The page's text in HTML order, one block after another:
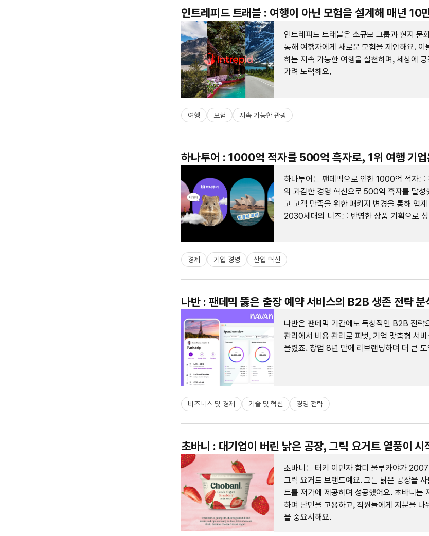
인트레피드 트래블 : 여행이 아닌 모험을 설계해 매년 10
인트레피드 트래블은 소규모 그룹과 현지 문
통해 여행자에게 새로운 모험을 제안해요. 이
하는 지속 가능한 여행을 실천하며, 세상에
가려 노력해요.
여행 모험 지속 가능한 관광
하나투어 : 1000억 적자를 500억 흑자로, 1위 여행 기업
하나투어는 팬데믹으로 인한 1000억 적자를
의 과감한 경영 혁신으로 500억 흑자를 달성
고 고객 만족을 위한 패키지 변경을 통해 업
2030세대의 니즈를 반영한 상품 기획으로
경제 기업 경영 산업 혁신
나반 : 팬데믹 뚫은 출장 예약 서비스의 B2B 생존 전략 분
나반은 팬데믹 기간에도 독창적인 B2B 전략
관리에서 비용 관리로 피벗, 기업 맞춤형 서
올렸죠. 창업 8년 만에 리브랜딩하며 더 큰
비즈니스 및 경제 기술 및 혁신 경영 전략
초바니 : 대기업이 버린 낡은 공장, 그릭 요거트 열풍이 시
초바니는 터키 이민자 함디 울루카야가
그릭 요거트 브랜드예요. 그는 낡은 공장을
트를 저가에 제공하며 성공했어요. 초바니는
하며 난민을 고용하고, 직원들에게 지분을 나
을 중요시해요.